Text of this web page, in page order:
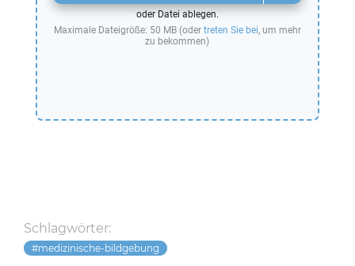
oder Datei ablegen.
Maximale Dateigröße: 50 MB (oder treten Sie bei, um mehr
zu bekommen)
Schlagwörter:
medizinische-bildgebung